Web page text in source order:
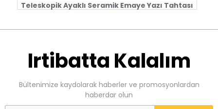
Teleskopik Ayaklı Seramik Emaye Yazı Tahtası
Irtibatta Kalalım
Bültenimize kaydolarak haberler ve promosyonlardan
haberdar olun